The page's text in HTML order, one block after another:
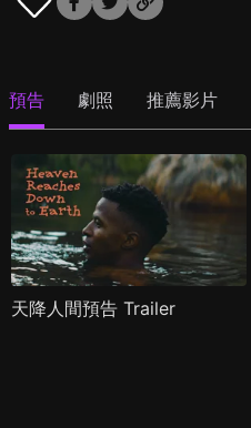
預告 劇照 推薦影片
天降人間預告 Trailer